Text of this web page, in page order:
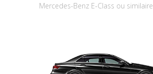
Mercedes-Benz E-Class ou similaire